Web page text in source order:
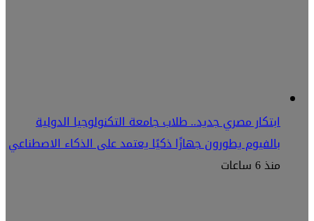
ابتكار مصري جديد.. طلاب جامعة التكنولوجيا الدولية
بالفيوم يطورون جهازًا ذكيًا يعتمد على الذكاء الاصطناعي
منذ 6 ساعات